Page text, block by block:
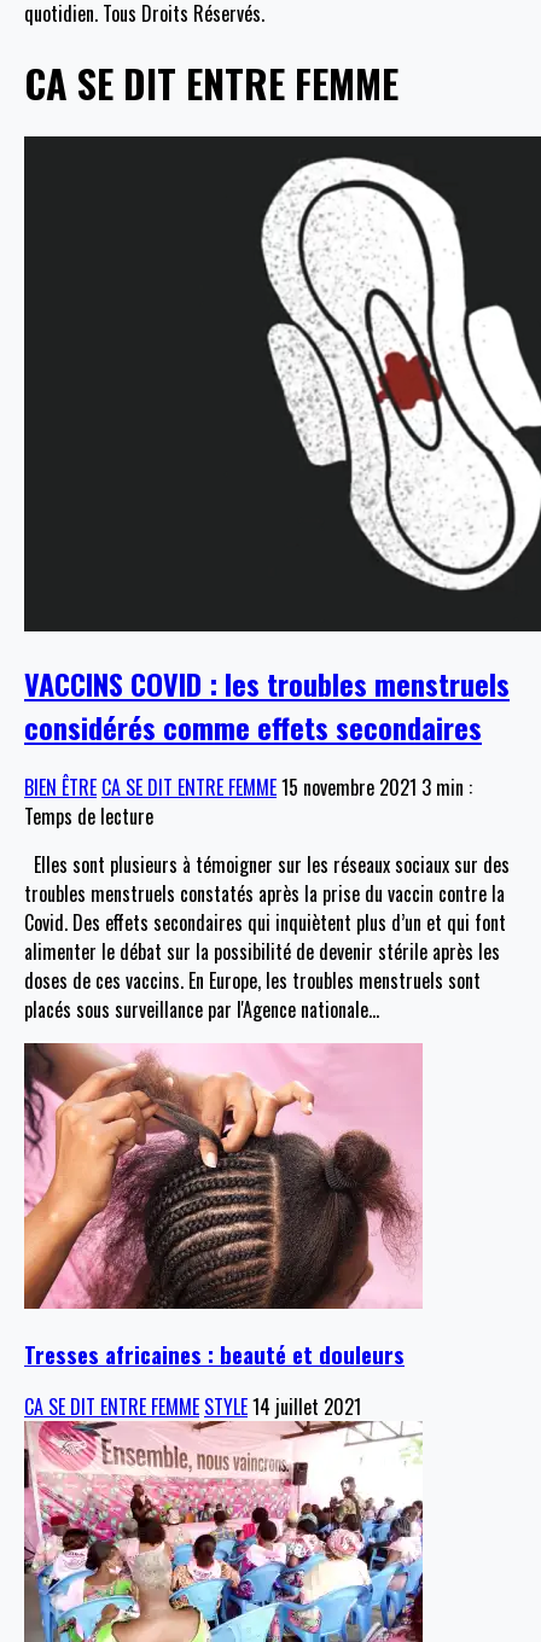
quotidien. Tous Droits Réservés.
CA SE DIT ENTRE FEMME
VACCINS COVID : les troubles menstruels
considérés comme effets secondaires
BIEN ÊTRE CA SE DIT ENTRE FEMME15 novembre 2021 3 min :
Temps de lecture
Elles sont plusieurs à témoigner sur les réseaux sociaux sur des
troubles menstruels constatés après la prise du vaccin contre la
Covid. Des effets secondaires qui inquiètent plus d’un et qui font
alimenter le débat sur la possibilité de devenir stérile après les
doses de ces vaccins. En Europe, les troubles menstruels sont
placés sous surveillance par l'Agence nationale…
Tresses africaines : beauté et douleurs
CA SE DIT ENTRE FEMME STYLE14 juillet 2021